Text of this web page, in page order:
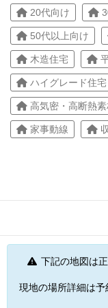
20代向け
50代以上向け
木造住宅
ハイグレード住宅
高気密・高断熱
家事動線
下記の地図は
現地の場所詳細は予